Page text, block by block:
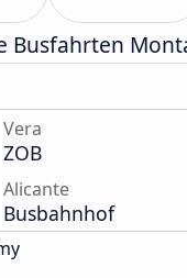
Busfahrten
Vera
ZOB
Alicante
Busbahnhof